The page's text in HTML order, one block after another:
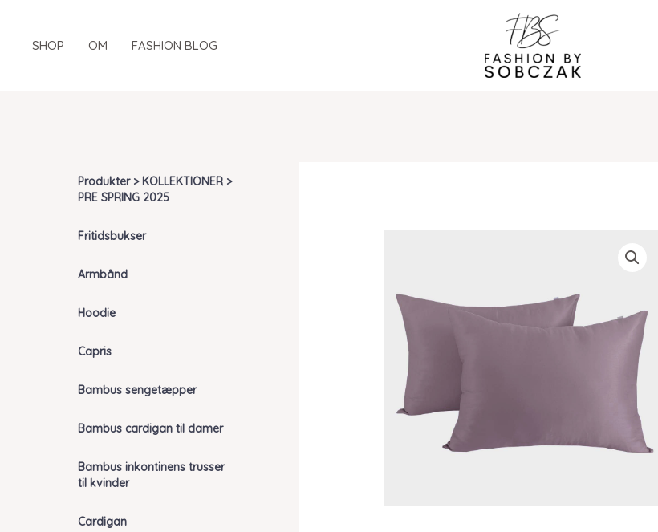
SHOP OM FASHION BLOG
Produkter > KOLLEKTIONER >
PRE SPRING 2025
Fritidsbukser
Armbånd
Hoodie
Capris
Bambus sengetæpper
Bambus cardigan til damer
Bambus inkontinens trusser
til kvinder
Cardigan